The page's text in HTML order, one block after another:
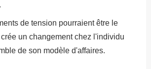
de tension pourraient être le
un changement chez l'individu
de son modèle d'affaires.